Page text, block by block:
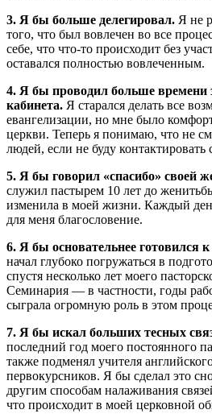
3. Я бы больше делегировал. Я не
того, что был вовлечен во все
себе, что что-то происходит без
оставался полностью вовлеченным.
4. Я бы проводил больше времени
кабинета. Я старался делать все
евангелизации, но мне было
церкви. Теперь я понимаю, что не
людей, если не буду контактировать
5. Я бы говорил «спасибо» своей
служил пастырем 10 лет до
изменила в моей жизни. Каждый
для меня благословение.
6. Я бы основательнее готовился
начал глубоко погружаться в
спустя несколько лет моего
Семинария — в частности, годы
сыграла огромную роль в этом
7. Я бы искал больших тесных
последний год моего постоянного
также подменял учителя
первокурсников. Я бы сделал это
другим способам налаживания
что происходит в моей церковной